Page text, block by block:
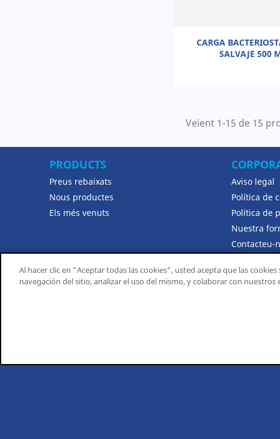
CARGA
SALVAJE 500
Veient 1-15 de 15
PRODUCTS
Preus rebaixats
Nous productes
Els més venuts
Aviso legal
Política de
Política de
Nuestra
Contacteu-
Al hacer clic en “Aceptar todas las cookies”, usted acepta que las
navegación del sitio, analizar el uso del mismo, y colaborar con